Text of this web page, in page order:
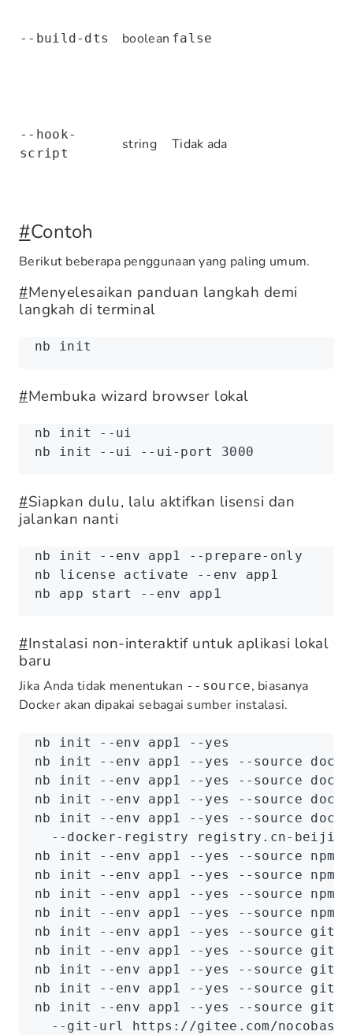
--build-dts boolean false
--hook-
script
string Tidak ada
#Contoh
Berikut beberapa penggunaan yang paling umum.
#Menyelesaikan panduan langkah demi
langkah di terminal
nb init
#Membuka wizard browser lokal
nb init
--ui
nb init --ui --ui-port 3000
#Siapkan dulu, lalu aktifkan lisensi dan
jalankan nanti
nb init --env app1
--prepare-only
nb license activate --env app1
nb app start --env app1
#Instalasi non-interaktif untuk aplikasi lokal
baru
Jika Anda tidak menentukan --source, biasanya
Docker akan dipakai sebagai sumber instalasi.
nb init --env app1 --yes
nb init --env app1 --yes --source
nb init --env app1 --yes --source
nb init --env app1 --yes --source
nb init --env app1 --yes --source
  --docker-registry
registry.cn-
nb init --env app1 --yes --source npm
nb init --env app1 --yes --source npm
nb init --env app1 --yes --source npm
nb init --env app1 --yes --source npm
nb init --env app1 --yes --source git
nb init --env app1 --yes --source git
nb init --env app1 --yes --source git
nb init --env app1 --yes --source git
nb init --env app1 --yes --source git
  --git-url
https://gitee.com/nocobase/